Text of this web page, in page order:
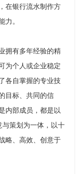
在银行流水制作方
力。
拥有多年经验的精
为个人或企业稳定
各自掌握的专业技
目标、共同的信
内部成员，都是以
与策划为一体，以十
略、高效、创意于